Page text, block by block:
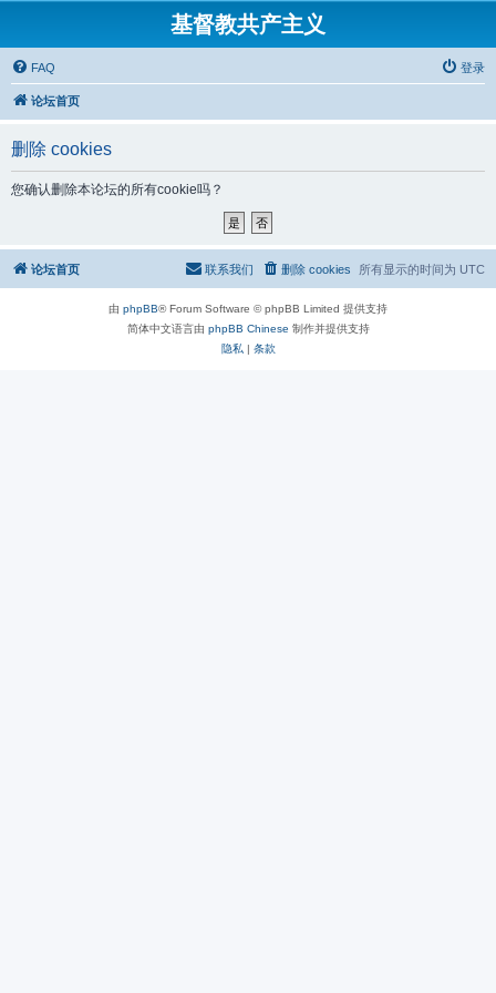
基督教共产主义
FAQ 登录
论坛首页
删除 cookies
您确认删除本论坛的所有cookie吗？
论坛首页 所有显示的时间为 UTC
删除 cookies
联系我们
由 phpBB® Forum Software © phpBB Limited 提供支持
简体中文语言由 phpBB Chinese 制作并提供支持
隐私 | 条款